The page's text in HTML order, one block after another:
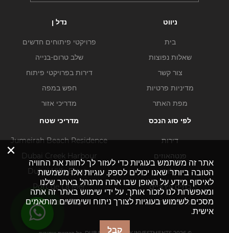
ניווט
בית
שאלות נפוצות
צור קשר
מדיניות פרטיות
מפת האתר
נדל ן
פרויקטי פיתוחים חדשים
שלב טרום-בנייה
דירות בפרויקטי פיתוח
חפש במפה
מדריכי אזור
לפי סוג הנכס
דירות
פנטהאוזים
וילות
בתים עירוניים
נכסים מסחריים
מדריכי שטח
Jumeirah Beach Residence
Dubai Creek Harbour
Dubai Hills Estate
Port de La Mer
Business Bay
×
אתר זה משתמש בעוגיות כדי לעזור לך לחוות את החוויה
הטובה ביותר שאנו יכולים לספק. עוגיות אלו משמשות
לאיסוף מידע על האופן שבו אתה מתנהל באתר שלנו
ומאפשרות לנו לזכור אותך. על ידי שימוש באתר זה אתה
מסכים לשימוש בעוגיות לצורך ניתוח ושימושים מותאמים
אישית.
קבל